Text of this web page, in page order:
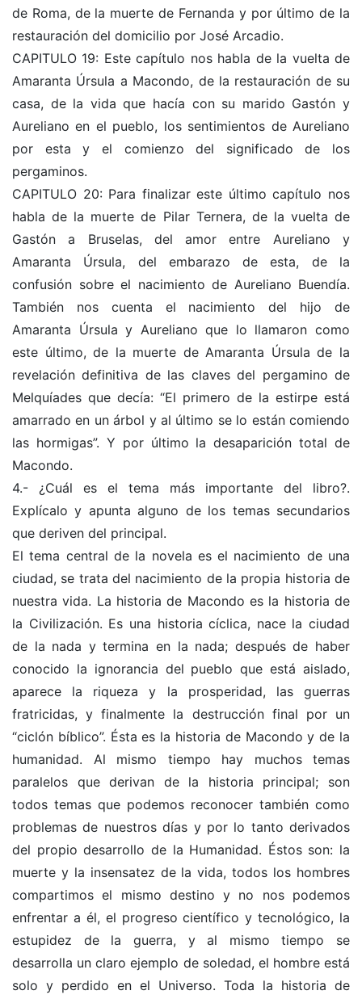
de Roma, de la muerte de Fernanda y por último de la
restauración del domicilio por José Arcadio.
CAPITULO 19: Este capítulo nos habla de la vuelta de
Amaranta Úrsula a Macondo, de la restauración de su
casa, de la vida que hacía con su marido Gastón y
Aureliano en el pueblo, los sentimientos de Aureliano
por esta y el comienzo del significado de los
pergaminos.
CAPITULO 20: Para finalizar este último capítulo nos
habla de la muerte de Pilar Ternera, de la vuelta de
Gastón a Bruselas, del amor entre Aureliano y
Amaranta Úrsula, del embarazo de esta, de la
confusión sobre el nacimiento de Aureliano Buendía.
También nos cuenta el nacimiento del hijo de
Amaranta Úrsula y Aureliano que lo llamaron como
este último, de la muerte de Amaranta Úrsula de la
revelación definitiva de las claves del pergamino de
Melquíades que decía: “El primero de la estirpe está
amarrado en un árbol y al último se lo están comiendo
las hormigas”. Y por último la desaparición total de
Macondo.
4.- ¿Cuál es el tema más importante del libro?.
Explícalo y apunta alguno de los temas secundarios
que deriven del principal.
El tema central de la novela es el nacimiento de una
ciudad, se trata del nacimiento de la propia historia de
nuestra vida. La historia de Macondo es la historia de
la Civilización. Es una historia cíclica, nace la ciudad
de la nada y termina en la nada; después de haber
conocido la ignorancia del pueblo que está aislado,
aparece la riqueza y la prosperidad, las guerras
fratricidas, y finalmente la destrucción final por un
“ciclón bíblico”. Ésta es la historia de Macondo y de la
humanidad. Al mismo tiempo hay muchos temas
paralelos que derivan de la historia principal; son
todos temas que podemos reconocer también como
problemas de nuestros días y por lo tanto derivados
del propio desarrollo de la Humanidad. Éstos son: la
muerte y la insensatez de la vida, todos los hombres
compartimos el mismo destino y no nos podemos
enfrentar a él, el progreso científico y tecnológico, la
estupidez de la guerra, y al mismo tiempo se
desarrolla un claro ejemplo de soledad, el hombre está
solo y perdido en el Universo. Toda la historia de